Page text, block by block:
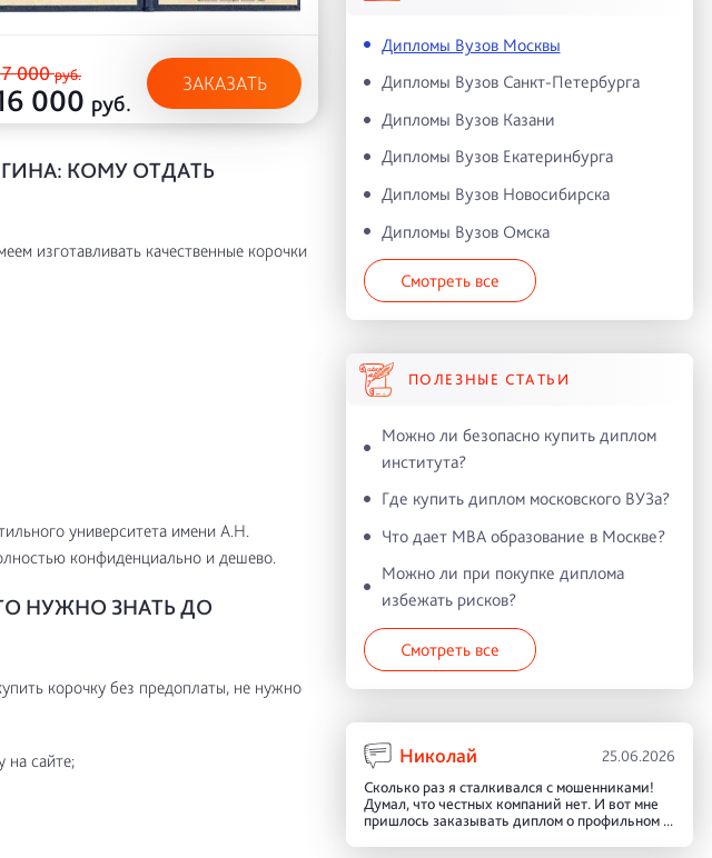
000руб.
000 руб.
ЗАКАЗАТЬ
КОМУ ОТДАТЬ
изготавливать качественные корочки
университета имени А.Н.
конфиденциально и дешево.
НУЖНО ЗНАТЬ ДО
корочку без предоплаты, не нужно
на сайте;
Дипломы Вузов Москвы
Дипломы Вузов Санкт-Петербурга
Дипломы Вузов Казани
Дипломы Вузов Екатеринбурга
Дипломы Вузов Новосибирска
Дипломы Вузов Омска
Смотреть все
ПОЛЕЗНЫЕ СТАТЬИ
Можно ли безопасно купить диплом
института?
Где купить диплом московского ВУЗа?
Что дает MBA образование в Москве?
Можно ли при покупке диплома
избежать рисков?
Смотреть все
Николай 25.06.2026
Сколько раз я сталкивался с мошенниками!
Думал, что честных компаний нет. И вот мне
пришлось заказывать диплом о профильном ...